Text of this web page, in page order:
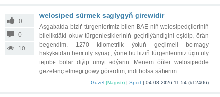
0
0
10
welosiped sürmek saglygyň girewidir
Aşgabatda biziň türgenlerimiz bilen BAE-niň welosipedçileriniň
bilelikdäki okuw-türgenleşikleriniň geçirilýändigini eşidip, örän
begendim. 1270 kilometrlik ýoluň geçilmeli bolmagy
hakykatdan hem uly synag, ýöne bu biziň türgenlerimiz üçin uly
tejribe bolar diýip umyt edýärin. Menem öňler welosipedde
gezelenç etmegi gowy görerdim, indi bolsa şäherim...
Guzel (Magistr) |Sport | 04.08.2026 11:54 (#12406)